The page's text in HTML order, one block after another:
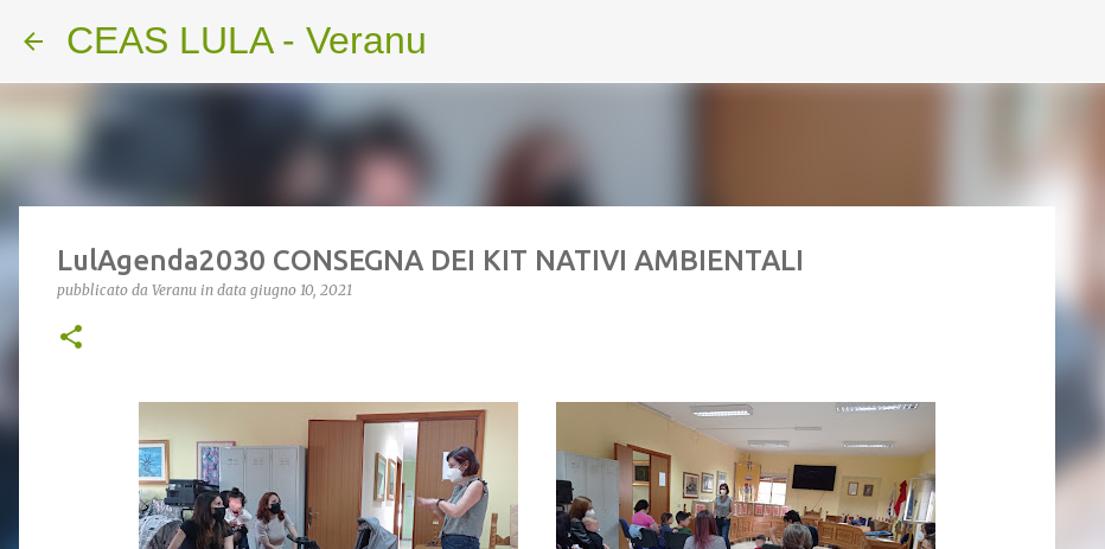
CEAS LULA - Veranu
LulAgenda2030 CONSEGNA DEI KIT NATIVI AMBIENTALI
pubblicato da Veranu in data giugno 10, 2021